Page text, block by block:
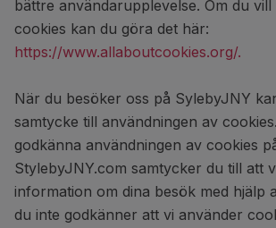
bättre användarupplevelse. Om du vill
cookies kan du göra det här:
https://www.allaboutcookies.org/.
När du besöker oss på SylebyJNY
samtycke till användningen av
godkänna användningen av cookies
StylebyJNY.com samtycker du till att
information om dina besök med hjälp
du inte godkänner att vi använder